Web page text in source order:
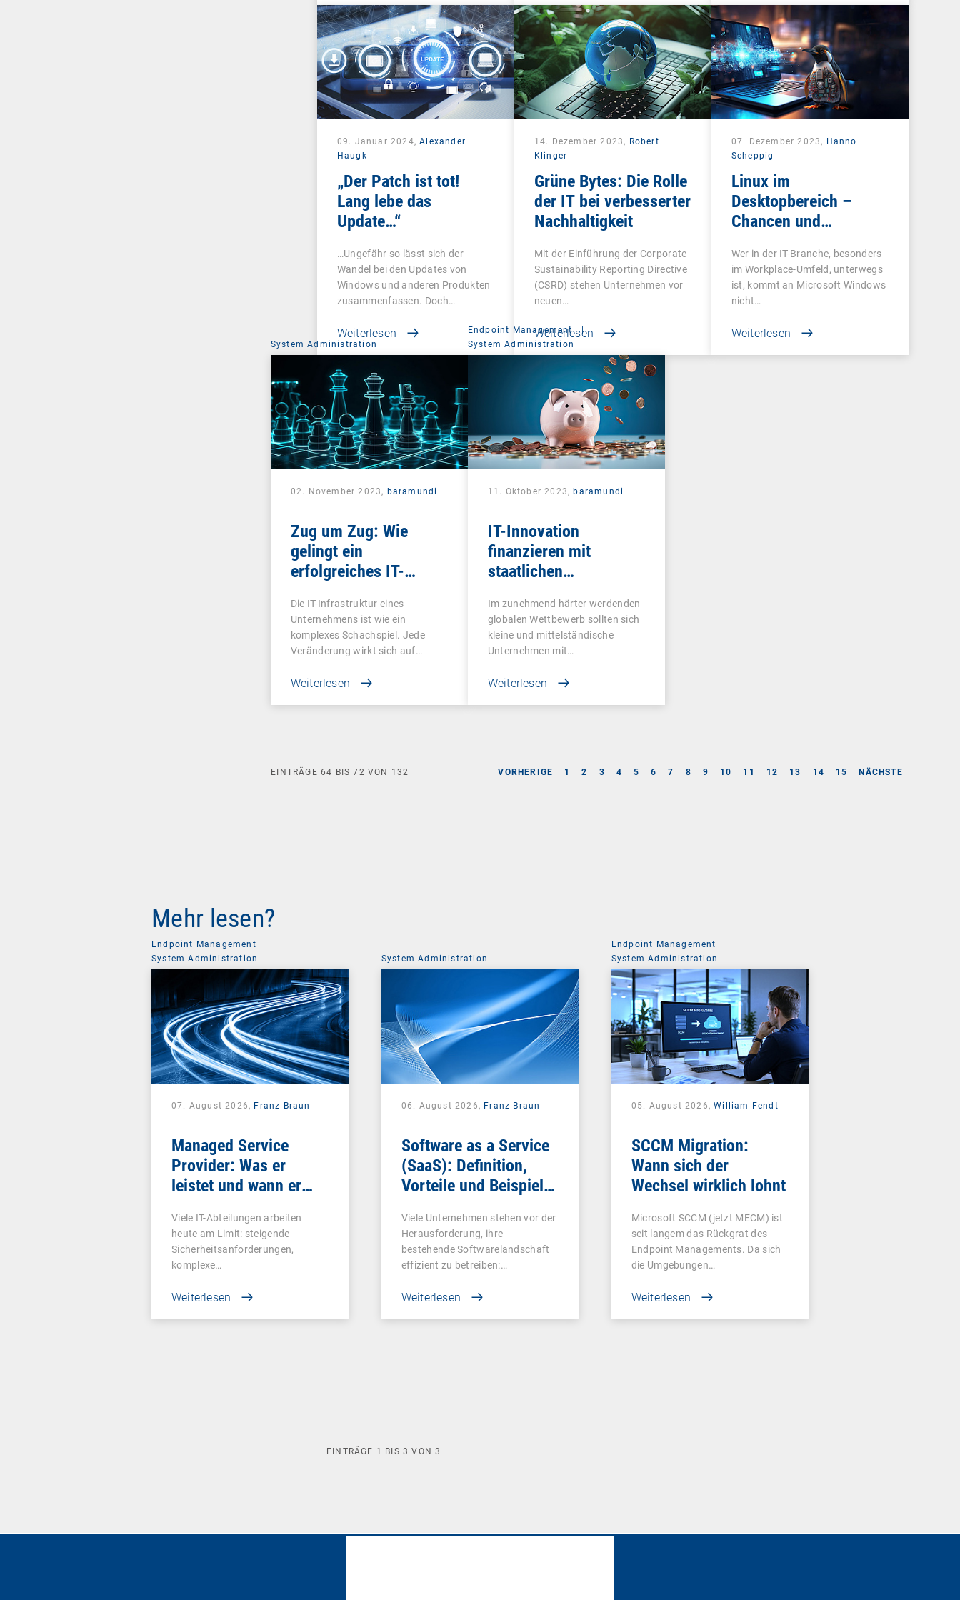
09. Januar 2024,Alexander
Haugk
„Der Patch ist tot!
Lang lebe das
Update…“
…Ungefähr so lässt sich der
Wandel bei den Updates von
Windows und anderen Produkten
zusammenfassen. Doch…
Weiterlesen
14. Dezember 2023, Robert
Klinger
Grüne Bytes: Die Rolle
der IT bei verbesserter
Nachhaltigkeit
Mit der Einführung der Corporate
Sustainability Reporting Directive
(CSRD) stehen Unternehmen vor
neuen…
Weiterlesen
07. Dezember 2023, Hanno
Scheppig
Linux im
Desktopbereich –
Chancen und
Wer in der IT-Branche, besonders
im Workplace-Umfeld, unterwegs
ist, kommt an Microsoft Windows
nicht…
Weiterlesen
System Administration
02. November 2023, baramundi
Zug um Zug: Wie
gelingt ein
erfolgreiches IT-
Die IT-Infrastruktur eines
Unternehmens ist wie ein
komplexes Schachspiel. Jede
Veränderung wirkt sich auf…
Weiterlesen
Endpoint Management
|
System Administration
11. Oktober 2023,baramundi
IT-Innovation
finanzieren mit
staatlichen
Im zunehmend härter werdenden
globalen Wettbewerb sollten sich
kleine und mittelständische
Unternehmen mit…
Weiterlesen
VORHERIGE 1 2 3 4 5 6 7 8 9 10 11 12 13 14 15 NÄCHSTE
EINTRÄGE64 BIS72 VON 132
Mehr lesen?
Endpoint Management
|
System Administration
07. August 2026, Franz Braun
Managed Service
Provider: Was er
leistet und wann er
Viele IT-Abteilungen arbeiten
heute am Limit: steigende
Sicherheitsanforderungen,
komplexe…
Weiterlesen
System Administration
06. August 2026, Franz Braun
Software as a Service
(SaaS): Definition,
Vorteile und Beispiele
Viele Unternehmen stehen vor der
Herausforderung, ihre
bestehende Softwarelandschaft
effizient zu betreiben:…
Weiterlesen
Endpoint Management
|
System Administration
05. August 2026,William Fendt
SCCM Migration:
Wann sich der
Wechsel wirklich lohnt
Microsoft SCCM (jetzt MECM) ist
seit langem das Rückgrat des
Endpoint Managements. Da sich
die Umgebungen…
Weiterlesen
EINTRÄGE 1 BIS3 VON3